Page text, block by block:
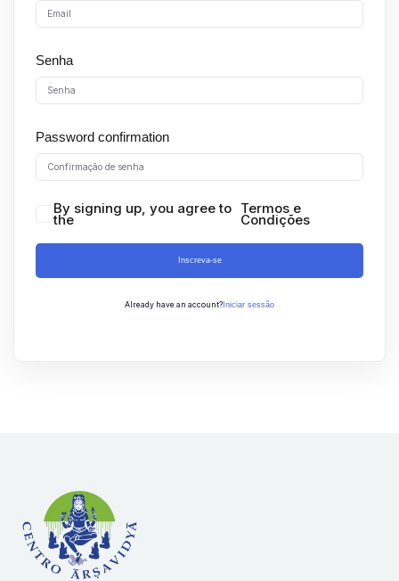
Senha
Password confirmation
By signing up, you agree to
the
Termos e
Condições
Inscreva-se
Already have an account? Iniciar sessão